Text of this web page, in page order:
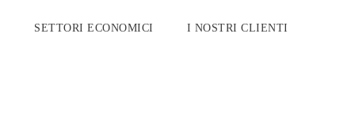
SETTORI ECONOMICI I NOSTRI CLIENTI